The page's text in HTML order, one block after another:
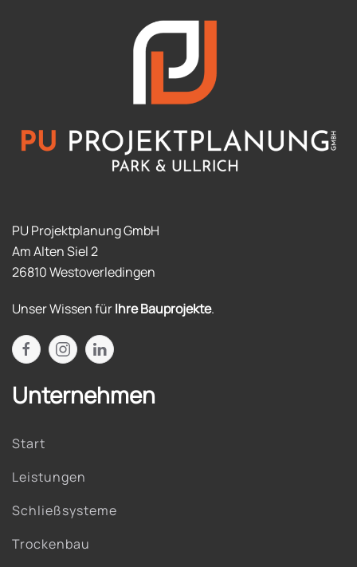
PU Projektplanung GmbH
Am Alten Siel 2
26810 Westoverledingen
Unser Wissen fürIhre Bauprojekte.
Unternehmen
Start
Leistungen
Schließsysteme
Trockenbau